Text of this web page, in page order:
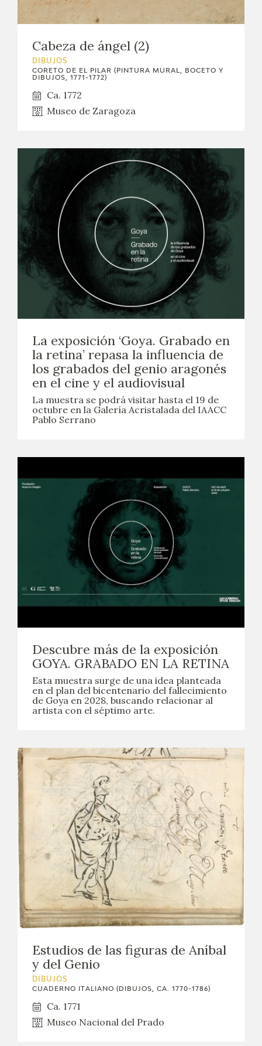
Cabeza de ángel (2)
DIBUJOS
CORETO DE EL PILAR (PINTURA MURAL, BOCETO Y
DIBUJOS, 1771-1772)
Ca. 1772
Museo de Zaragoza
La exposición ‘Goya. Grabado en
la retina’ repasa la influencia de
los grabados del genio aragonés
en el cine y el audiovisual
La muestra se podrá visitar hasta el 19 de
octubre en la Galería Acristalada del IAACC
Pablo Serrano
Descubre más de la exposición
GOYA. GRABADO EN LA RETINA
Esta muestra surge de una idea planteada
en el plan del bicentenario del fallecimiento
de Goya en 2028, buscando relacionar al
artista con el séptimo arte.
Estudios de las figuras de Aníbal
y del Genio
DIBUJOS
CUADERNO ITALIANO (DIBUJOS, CA. 1770-1786)
Ca. 1771
Museo Nacional del Prado